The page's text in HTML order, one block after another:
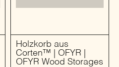
Holzkorb aus
Corten™ | OFYR |
OFYR Wood Storages